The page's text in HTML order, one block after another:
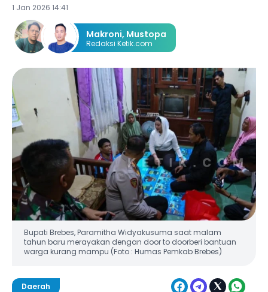
1 Jan 2026 14:41
Makroni, Mustopa
Redaksi Ketik.com
Bupati Brebes, Paramitha Widyakusuma saat malam
tahun baru merayakan dengan door to doorberi bantuan
warga kurang mampu (Foto : Humas Pemkab Brebes)
Daerah